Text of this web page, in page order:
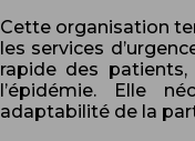
Cette organisation
les services
rapide des
l’épidémie. Elle
adaptabilité de la